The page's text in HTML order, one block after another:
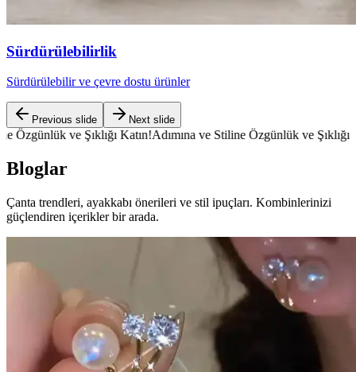
Sürdürülebilirlik
Sürdürülebilir ve çevre dostu ürünler
Previous slide Next slide
ve Şıklığı Katın!Adımına ve Stiline Özgünlük ve Şıklığı Katın!
Bloglar
Çanta trendleri, ayakkabı önerileri ve stil ipuçları. Kombinlerinizi
güçlendiren içerikler bir arada.